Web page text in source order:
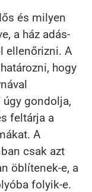
és milyen
a ház adás-
ellenőrizni. A
hogy
gondolja,
feltárja a
A
csak azt
öblítenek-e, a
folyik-e.